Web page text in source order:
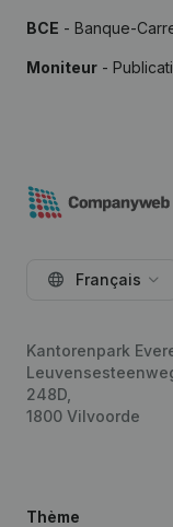
BCE - Banque-
Moniteur -
Français
Kantorenpark
248D,
1800 Vilvoorde
Thème